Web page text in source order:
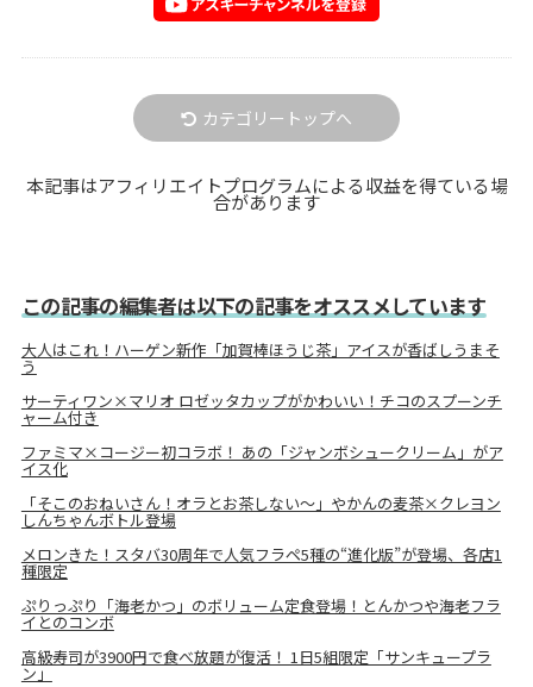
カテゴリートップへ
本記事はアフィリエイトプログラムによる収益を得ている場
合があります
この記事の編集者は以下の記事をオススメしています
大人はこれ！ハーゲン新作「加賀棒ほうじ茶」アイスが香ばしうまそ
う
サーティワン×マリオ ロゼッタカップがかわいい！チコのスプーンチ
ャーム付き
ファミマ×コージー初コラボ！ あの「ジャンボシュークリーム」がア
イス化
「そこのおねいさん！オラとお茶しない〜」やかんの麦茶×クレヨン
しんちゃんボトル登場
メロンきた！スタバ30周年で人気フラペ5種の“進化版”が登場、各店1
種限定
ぷりっぷり「海老かつ」のボリューム定食登場！とんかつや海老フラ
イとのコンボ
高級寿司が3900円で食べ放題が復活！ 1日5組限定「サンキュープラ
ン」